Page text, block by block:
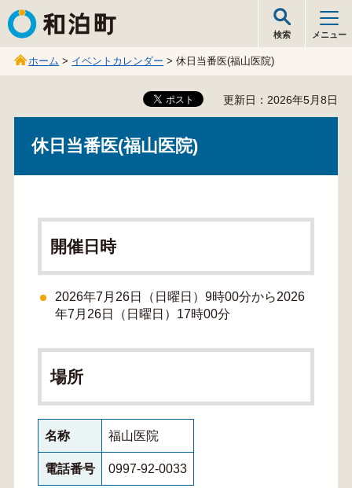
和泊町
検索 メニュー
ホーム > イベントカレンダー > 休日当番医(福山医院)
更新日：2026年5月8日
休日当番医(福山医院)
開催日時
2026年7月26日（日曜日）9時00分から2026
年7月26日（日曜日）17時00分
場所
名称 福山医院
電話番号 0997-92-0033